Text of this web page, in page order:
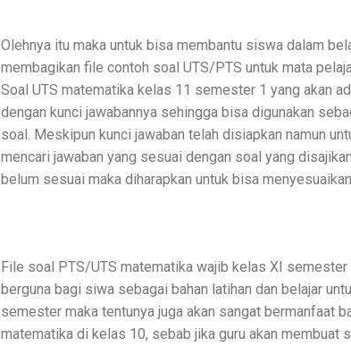
Olehnya itu maka untuk bisa membantu siswa dalam
membagikan file contoh soal UTS/PTS untuk mata
Soal UTS matematika kelas 11 semester 1 yang akan
dengan kunci jawabannya sehingga bisa digunakan
soal. Meskipun kunci jawaban telah disiapkan namun
mencari jawaban yang sesuai dengan soal yang
belum sesuai maka diharapkan untuk bisa
File soal PTS/UTS matematika wajib kelas XI
berguna bagi siwa sebagai bahan latihan dan belajar
semester maka tentunya juga akan sangat bermanfaat
matematika di kelas 10, sebab jika guru akan membuat